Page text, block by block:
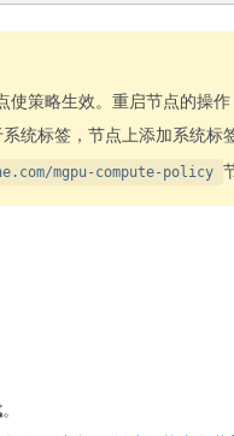
使策略生效。重启节点的操
系统标签，节点上添加系统标
mgpu-compute-policy
。